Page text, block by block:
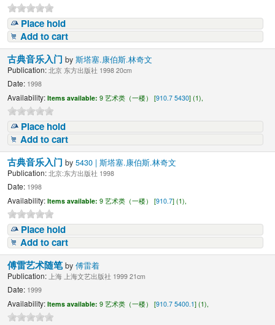
Place hold
Add to cart
古典音乐入门by斯塔塞.康伯斯.林奇文
Publication: 北京 东方出版社 1998 20cm
Date: 1998
Availability: Items available: 9 艺术类（一楼） [910.7 5430] (1),
Place hold
Add to cart
古典音乐入门by5430 | 斯塔塞.康伯斯.林奇文
Publication: 北京:东方出版社 1998
Date: 1998
Availability: Items available: 9 艺术类（一楼） [910.7] (1),
Place hold
Add to cart
傅雷艺术随笔by傅雷着
Publication: 上海 上海文艺出版社 1999 21cm
Date: 1999
Availability: Items available: 9 艺术类（一楼） [910.7 5400.1] (1),